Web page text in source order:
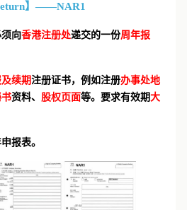
】——NAR1
向香港注册处递交的一份周年报
续期注册证书，例如注册办事处地
资料、 股权页面等。要求有效期大
报表。